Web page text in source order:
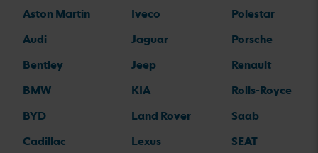
Aston Martin
Audi
Bentley
BMW
BYD
Cadillac
Iveco
Jaguar
Jeep
KIA
Land Rover
Lexus
Polestar
Porsche
Renault
Rolls-Royce
Saab
SEAT